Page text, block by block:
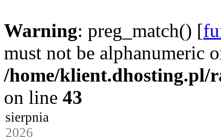
Warning: preg_match() [
must not be alphanumeric
/home/klient.dhosting.pl/
on line 43
sierpnia
2026